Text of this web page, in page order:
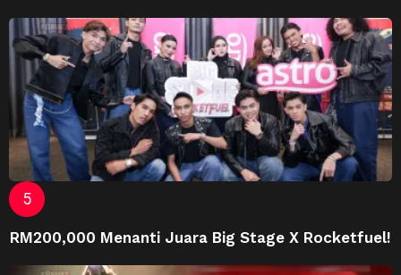
RM200,000 Menanti Juara Big Stage X Rocketfuel!